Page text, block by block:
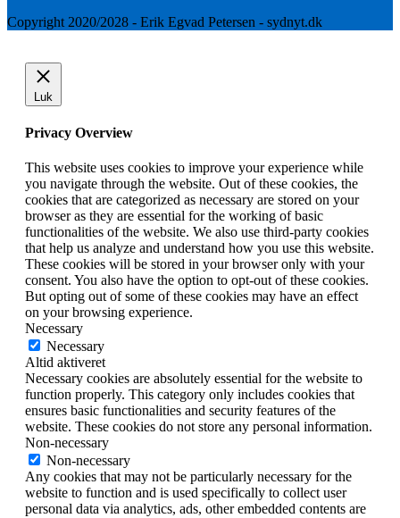
Copyright 2020/2028 - Erik Egvad Petersen - sydnyt.dk
Luk
Privacy Overview
This website uses cookies to improve your experience while
you navigate through the website. Out of these cookies, the
cookies that are categorized as necessary are stored on your
browser as they are essential for the working of basic
functionalities of the website. We also use third-party cookies
that help us analyze and understand how you use this website.
These cookies will be stored in your browser only with your
consent. You also have the option to opt-out of these cookies.
But opting out of some of these cookies may have an effect
on your browsing experience.
Necessary
Necessary
Altid aktiveret
Necessary cookies are absolutely essential for the website to
function properly. This category only includes cookies that
ensures basic functionalities and security features of the
website. These cookies do not store any personal information.
Non-necessary
Non-necessary
Any cookies that may not be particularly necessary for the
website to function and is used specifically to collect user
personal data via analytics, ads, other embedded contents are